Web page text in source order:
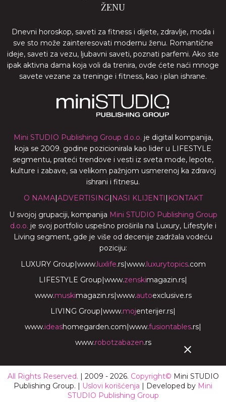
ŽENU
Dnevni horoskop, saveti za fitness i dijete, zdravlje, moda i
sve sto može zainteresovati modernu ženu. Romantične
ideje, saveti za vezu, ljubavni saveti, poznati parfemi. Ako ste
ipak aktivna dama koja voli da trenira, ovde ćete naći mnoge
savete vezane za treninge i fitness, kao i plan ishrane.
Mini STUDIO Publishing Group d.o.o. je digital kompanija,
koja se 2009. godine pozicionirala kao lider u LIFESTYLE
segmentu, prateći trendove i vesti iz sveta mode, lepote,
kulture i zabave, sa velikom pažnjom usmerenoj ka zdravoj
ishrani i fitnesu.
O NAMA|ADVERTISING| NASI KLIJENTI | KONTAKT
U svojoj grupaciji, kompanija Mini STUDIO Publishing Group
d.o.o. je svoj portfolio uspešno proširila na Luxury, Lifestyle i
Living segment, gde je više od decenije zadržala vodeću
poziciju:
LUXURY Group|www.luxlife.rs|www.luxurytopics.com
LIFESTYLE Group|www.zenskimagazin.rs|
www.muskimagazin.rs|www.autoexclusive.rs
LIVING Group|www.mojenterijer.rs|
www.ideashomegarden.com|www.fusiontables.rs|
www.robotzabazen.rs
All Rights Reserved. | 2009 - 2026. Copyright© Mini STUDIO
Publishing Group. | Uslovi korišćenja | Developed by Mini
STUDIO Publishing Group